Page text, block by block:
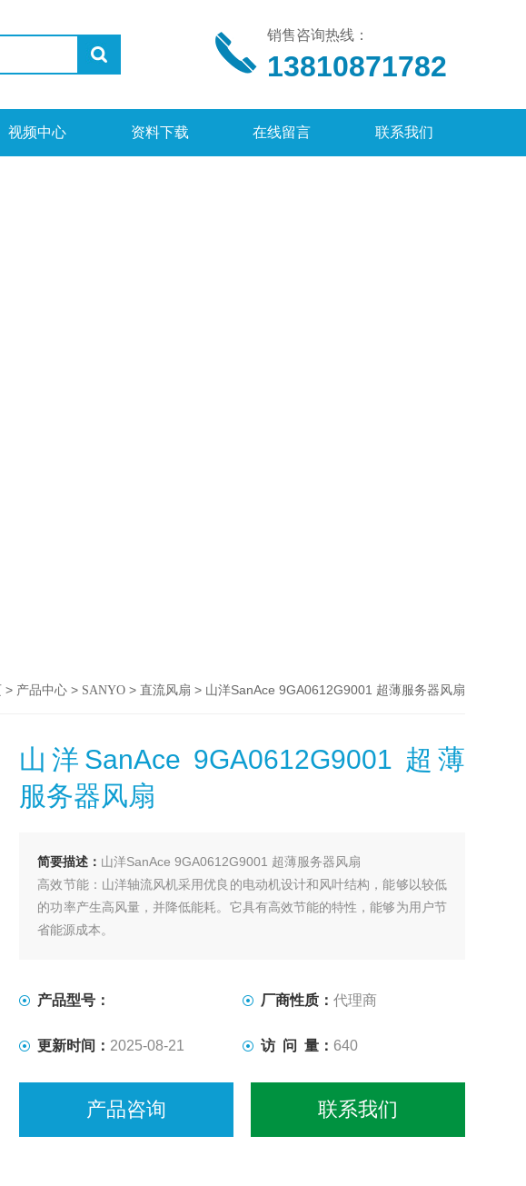
销售咨询热线：
13810871782
视频中心 资料下载 在线留言 联系我们
> 产品中心> SANYO> 直流风扇 > 山洋SanAce 9GA0612G9001 超薄服务器风扇
山洋SanAce 9GA0612G9001 超薄
服务器风扇
简要描述： 山洋SanAce 9GA0612G9001 超薄服务器风扇
高效节能：山洋轴流风机采用优良的电动机设计和风叶结构，能够以较低
的功率产生高风量，并降低能耗。它具有高效节能的特性，能够为用户节
省能源成本。
产品型号： 厂商性质： 代理商
更新时间： 2025-08-21 访 问 量： 640
产品咨询 联系我们